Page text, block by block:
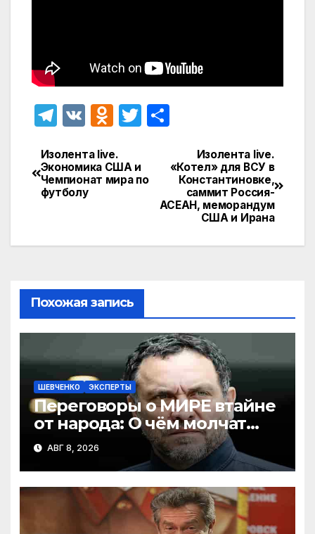
T
e
gr
a
V
O
n
o
s
ni
ki
T
er
п
р
а
и
Навигация
по
Изолента live.
«Котел» для ВСУ в
Константиновке,
саммит Россия-
АСЕАН, меморандум
США и Ирана
Изолента live.
Экономика США и
Чемпионат мира по
футболу
Похожая запись
ШЕВЧЕНКО ЭКСПЕРТЫ
Переговоры о МИРЕ втайне
от народа: О чём молчат
Москва и Киев? Шевченко и
Бондаренко
АВГ 8, 2026